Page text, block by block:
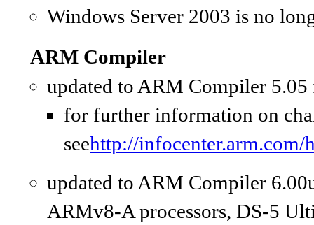
Windows Server 2003 is no
ARM Compiler
updated to ARM Compiler
for further information on
seehttp://
updated to ARM Compiler
ARMv8-A processors, DS-5